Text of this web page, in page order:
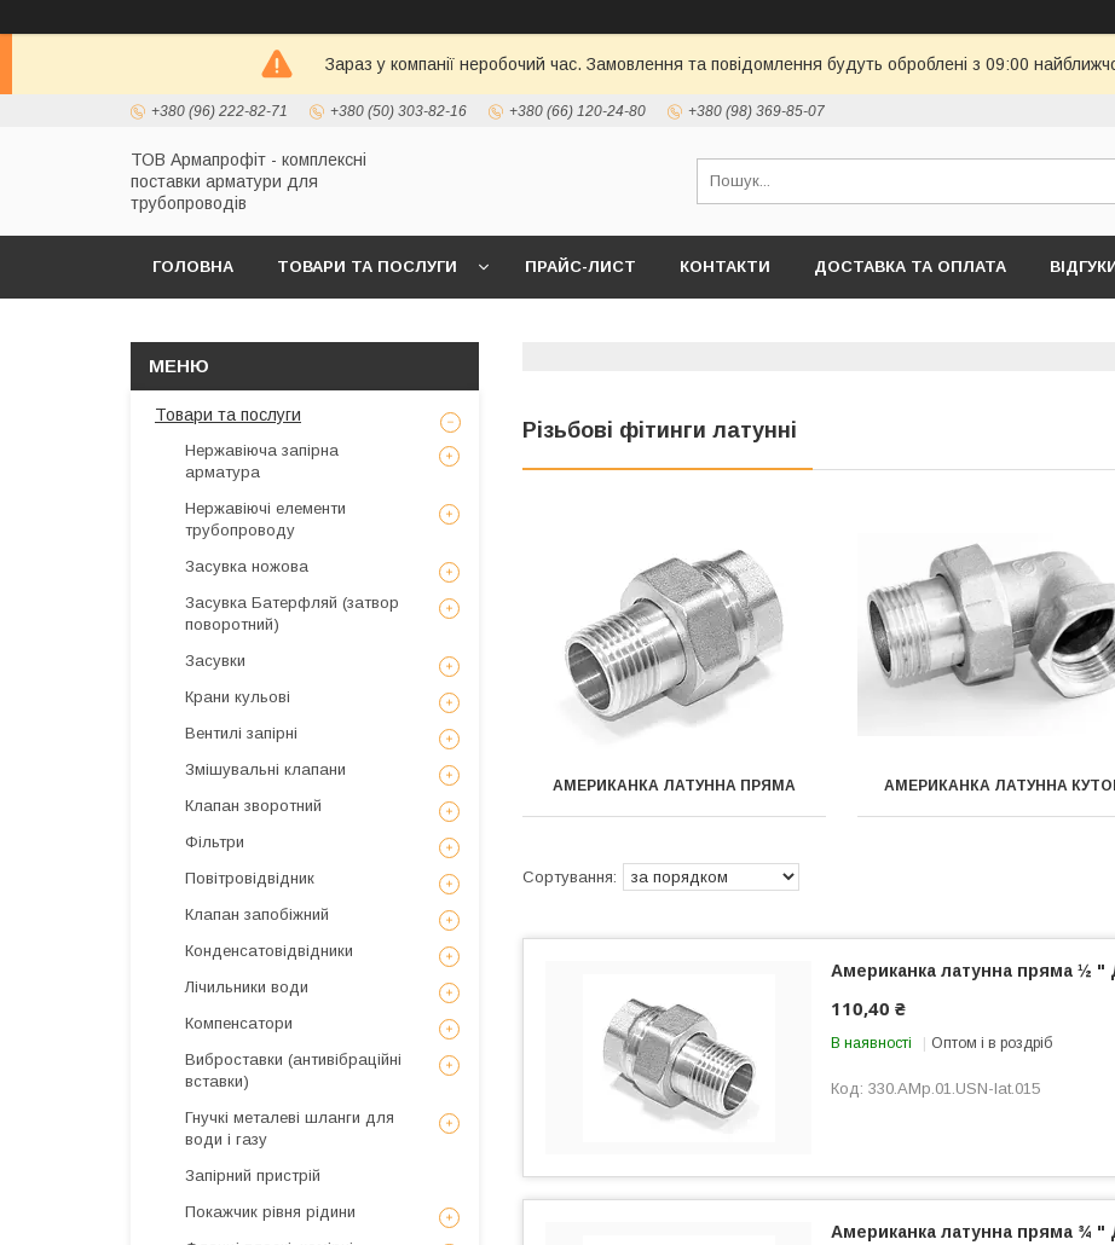
Зараз у компанії неробочий час. Замовлення та повідомлення будуть оброблені з 09:00
+380 (96) 222-82-71 +380 (50) 303-82-16 +380 (66) 120-24-80 +380 (98) 369-85-07
ТОВ Армапрофіт - комплексні
поставки арматури для
трубопроводів
ГОЛОВНА ТОВАРИ ТА ПОСЛУГИ ПРАЙС-ЛИСТ КОНТАКТИ ДОСТАВКА ТА ОПЛАТА
Різьбові фітинги латунні
АМЕРИКАНКА ЛАТУННА ПРЯМА АМЕРИКАНКА ЛАТУННА
Американка латунна пряма ½ "
110,40 ₴
В наявності Оптом і в роздріб
330.AMp.01.USN-lat.015
Американка латунна пряма ¾ "
Товари та послуги
Нержавіюча запірна
арматура
Нержавіючі елементи
трубопроводу
Засувка ножова
Засувка Батерфляй (затвор
поворотний)
Засувки
Крани кульові
Вентилі запірні
Змішувальні клапани
Клапан зворотний
Фільтри
Повітровідвідник
Клапан запобіжний
Конденсатовідвідники
Лічильники води
Компенсатори
Виброставки (антивібраційні
вставки)
Гнучкі металеві шланги для
води і газу
Запірний пристрій
Покажчик рівня рідини